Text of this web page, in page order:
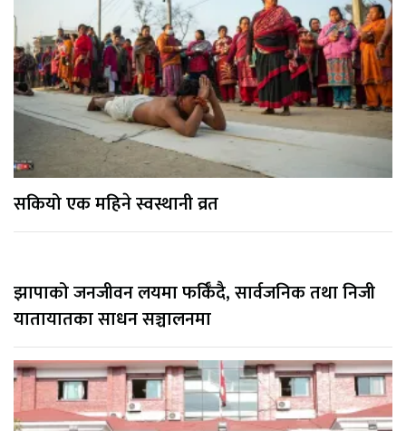
सकियो एक महिने स्वस्थानी व्रत
झापाको जनजीवन लयमा फर्किँदै, सार्वजनिक तथा निजी
यातायातका साधन सञ्चालनमा